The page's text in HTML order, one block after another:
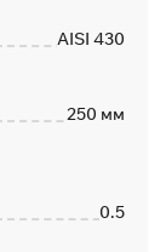
AISI 430
250 мм
0.5